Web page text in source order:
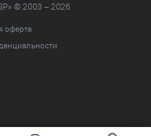
© 2003 – 2026
оферта